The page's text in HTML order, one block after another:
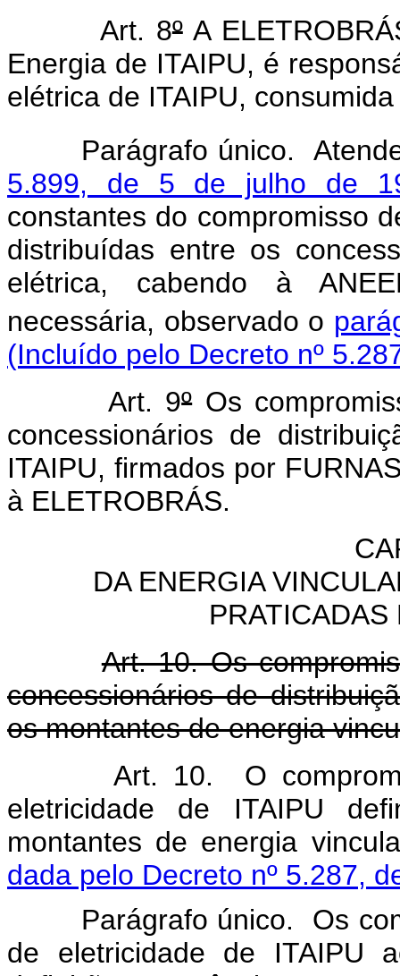
Art. 8ºA
Energia de ITAIPU, é
elétrica de ITAIPU,
Parágrafo único.
5.899, de 5 de julho de
constantes do compromisso
distribuídas entre os
elétrica, cabendo à
necessária, observado o
(Incluído pelo Decreto nº
Art. 9ºOs
concessionários de
ITAIPU, firmados por
à ELETROBRÁS.
DA ENERGIA
Art. 10. Os
concessionários de
os montantes de energia
Art. 10. O
eletricidade de ITAIPU
montantes de energia
dada pelo Decreto nº 5.287,
Parágrafo único. Os
de eletricidade de ITAIPU